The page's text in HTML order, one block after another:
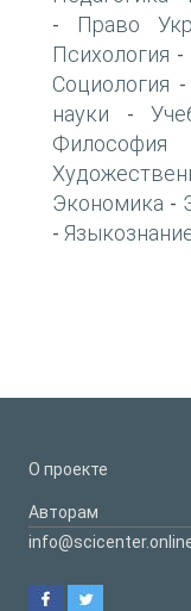
- Право
Психология -
Социология -
науки -
Философия
Экономика -
-
О проекте
Авторам